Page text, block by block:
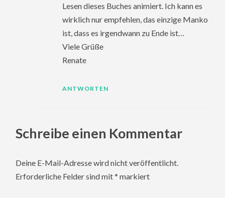
Lesen dieses Buches animiert. Ich kann es
wirklich nur empfehlen, das einzige Manko
ist, dass es irgendwann zu Ende ist…
Viele Grüße
Renate
ANTWORTEN
Schreibe einen Kommentar
Deine E-Mail-Adresse wird nicht veröffentlicht.
Erforderliche Felder sind mit* markiert